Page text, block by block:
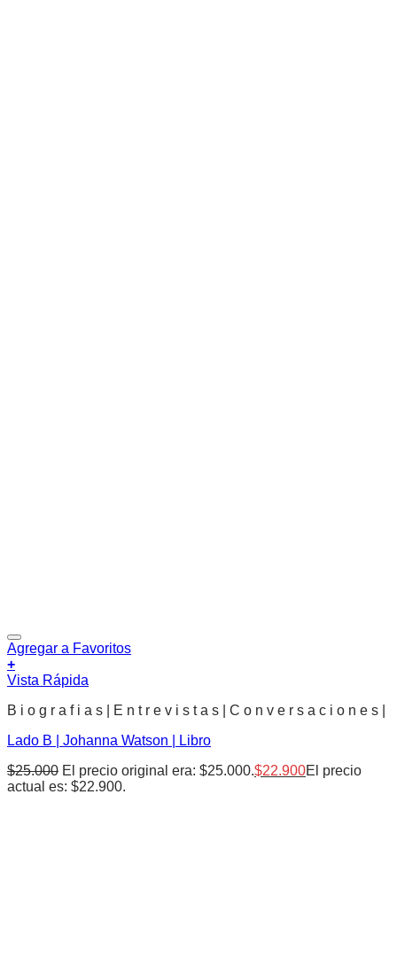
Agregar a Favoritos
+
Vista Rápida
B i o g r a f i a s | E n t r e v i s t a s | C o n v e r s a c i o n e s |
Lado B | Johanna Watson | Libro
$25.000 El precio original era: $25.000.$22.900El precio
actual es: $22.900.